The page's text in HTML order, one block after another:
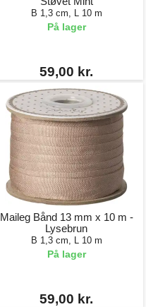
B 1,3 cm, L 10 m
På lager
59,00 kr.
Maileg Bånd 13 mm x 10 m -
Lysebrun
B 1,3 cm, L 10 m
På lager
59,00 kr.